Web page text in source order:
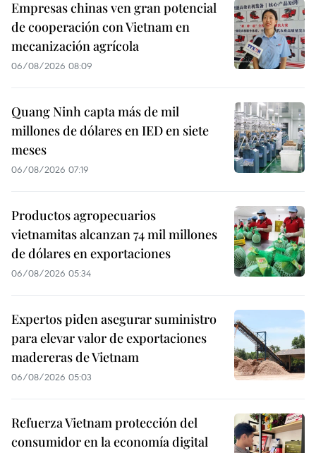
Empresas chinas ven gran potencial
de cooperación con Vietnam en
mecanización agrícola
06/08/2026 08:09
Quang Ninh capta más de mil
millones de dólares en IED en siete
meses
06/08/2026 07:19
Productos agropecuarios
vietnamitas alcanzan 74 mil millones
de dólares en exportaciones
06/08/2026 05:34
Expertos piden asegurar suministro
para elevar valor de exportaciones
madereras de Vietnam
06/08/2026 05:03
Refuerza Vietnam protección del
consumidor en la economía digital